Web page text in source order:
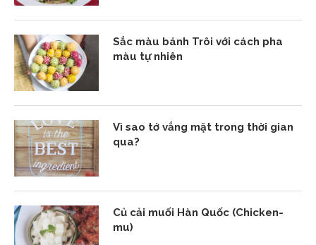
Sắc màu bánh Trôi với cách pha
màu tự nhiên
Vì sao tớ vắng mặt trong thời gian
qua?
Củ cải muối Hàn Quốc (Chicken-
mu)